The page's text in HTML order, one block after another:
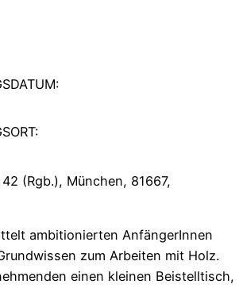
(Rgb.), München, 81667,
ambitionierten AnfängerInnen
zum Arbeiten mit Holz.
einen kleinen Beistelltisch,